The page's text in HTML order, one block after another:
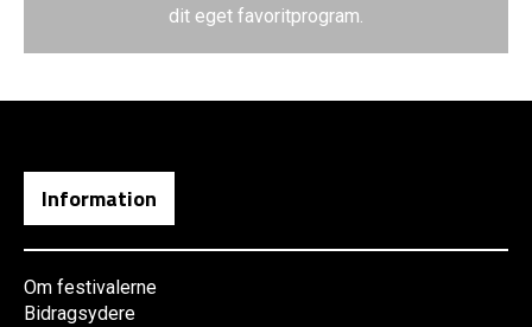
dit eget favoritprogram.
Information
Om festivalerne
Bidragsydere